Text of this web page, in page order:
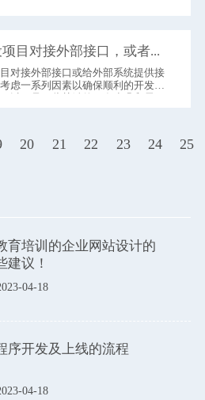
对接外部接口或给外部系统提供接
虑一系列因素以确保顺利的开发和
20 21 22 23 24 25
育培训的企业网站设计的
建议！
04-18
序开发及上线的流程
04-18